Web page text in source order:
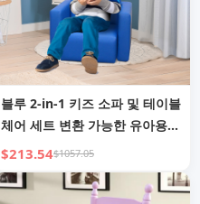
블루 2-in-1 키즈 소파 및 테이블
체어 세트 변환 가능한 유아용
라운지 다기능 팔걸이 의자 놀이
용
$213.54$1057.05